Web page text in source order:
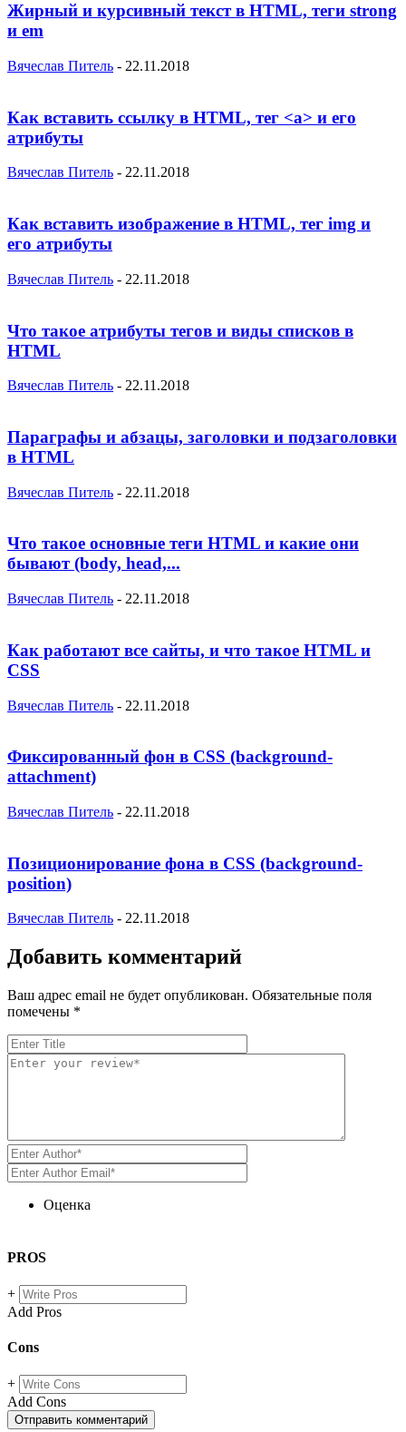
Жирный и курсивный текст в HTML, теги strong
и em
Вячеслав Питель - 22.11.2018
Как вставить ссылку в HTML, тег <a> и его
атрибуты
Вячеслав Питель - 22.11.2018
Как вставить изображение в HTML, тег img и
его атрибуты
Вячеслав Питель - 22.11.2018
Что такое атрибуты тегов и виды списков в
HTML
Вячеслав Питель - 22.11.2018
Параграфы и абзацы, заголовки и подзаголовки
в HTML
Вячеслав Питель - 22.11.2018
Что такое основные теги HTML и какие они
бывают (body, head,...
Вячеслав Питель - 22.11.2018
Как работают все сайты, и что такое HTML и
CSS
Вячеслав Питель - 22.11.2018
Фиксированный фон в CSS (background-
attachment)
Вячеслав Питель - 22.11.2018
Позиционирование фона в CSS (background-
position)
Вячеслав Питель - 22.11.2018
Добавить комментарий
Ваш адрес email не будет опубликован. Обязательные поля
помечены *
Оценка
PROS
+
Add Pros
Cons
+
Add Cons